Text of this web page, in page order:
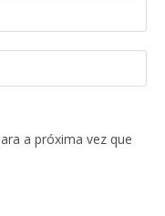
a próxima vez que